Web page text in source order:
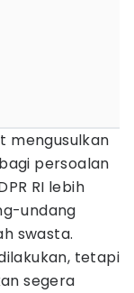
mengusulkan
persoalan
RI lebih
undang
swasta.
tetapi
segera